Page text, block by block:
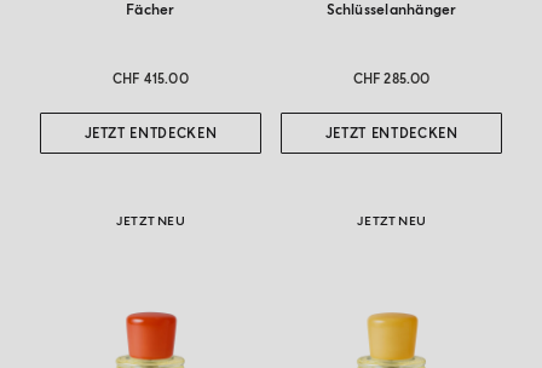
Fächer
CHF 415.00
JETZT ENTDECKEN
Schlüsselanhänger
CHF 285.00
JETZT ENTDECKEN
JETZT NEU JETZT NEU